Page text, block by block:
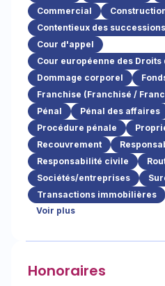
Commercial
Contentieux des successions
Cour d'appel
Cour européenne des Droits
Dommage corporel
Franchise (Franchisé /
Pénal
Pénal des affaires
Procédure pénale
Recouvrement
Responsabilité civile
Sociétés/entreprises
Transactions immobilières
Voir plus
Honoraires